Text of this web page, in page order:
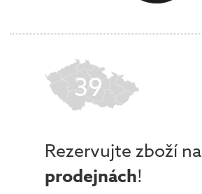
39
Rezervujte zboží na
prodejnách!